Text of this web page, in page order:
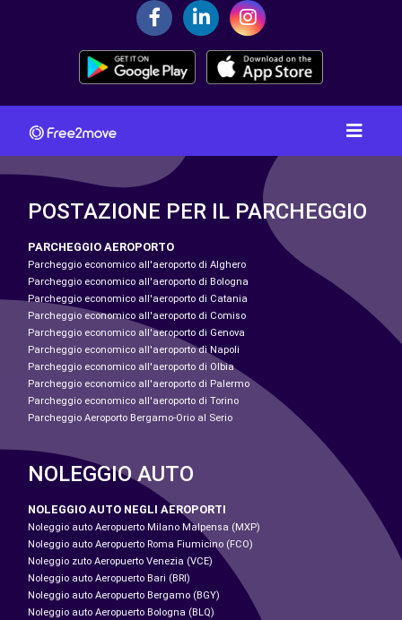
POSTAZIONE PER IL PARCHEGGIO
PARCHEGGIO AEROPORTO
Parcheggio economico all'aeroporto di Alghero
Parcheggio economico all'aeroporto di Bologna
Parcheggio economico all'aeroporto di Catania
Parcheggio economico all'aeroporto di Comiso
Parcheggio economico all'aeroporto di Genova
Parcheggio economico all'aeroporto di Napoli
Parcheggio economico all'aeroporto di Olbia
Parcheggio economico all'aeroporto di Palermo
Parcheggio economico all'aeroporto di Torino
Parcheggio Aeroporto Bergamo-Orio al Serio
NOLEGGIO AUTO
NOLEGGIO AUTO NEGLI AEROPORTI
Noleggio auto Aeropuerto Milano Malpensa (MXP)
Noleggio auto Aeropuerto Roma Fiumicino (FCO)
Noleggio zuto Aeropuerto Venezia (VCE)
Noleggio auto Aeropuerto Bari (BRI)
Noleggio auto Aeropuerto Bergamo (BGY)
Noleggio auto Aeropuerto Bologna (BLQ)